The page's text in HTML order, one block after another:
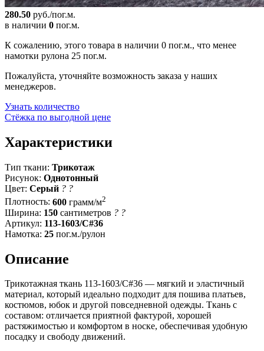
280.50 руб./пог.м.
в наличии 0 пог.м.
К сожалению, этого товара в наличии 0 пог.м., что менее
намотки рулона 25 пог.м.
Пожалуйста, уточняйте возможность заказа у наших
менеджеров.
Узнать количество
Стёжка по выгодной цене
Характеристики
Тип ткани: Трикотаж
Рисунок: Однотонный
Цвет: Серый ? ?
Плотность: 600 грамм/м2
Ширина: 150 сантиметров ? ?
Артикул: 113-1603/C#36
Намотка: 25 пог.м./рулон
Описание
Трикотажная ткань 113-1603/C#36 — мягкий и эластичный
материал, который идеально подходит для пошива платьев,
костюмов, юбок и другой повседневной одежды. Ткань с
составом: отличается приятной фактурой, хорошей
растяжимостью и комфортом в носке, обеспечивая удобную
посадку и свободу движений.